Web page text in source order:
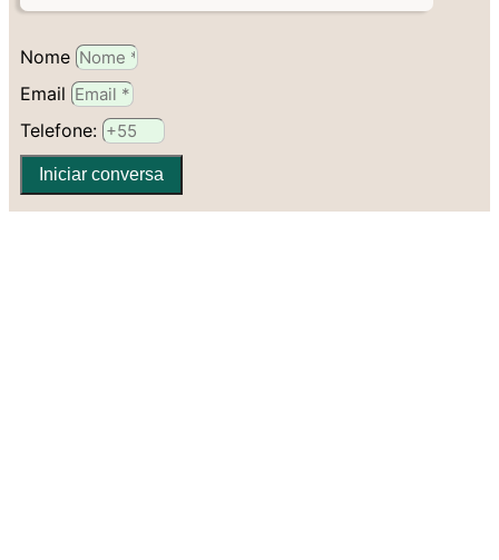
Nome
Email
Telefone:
Iniciar conversa